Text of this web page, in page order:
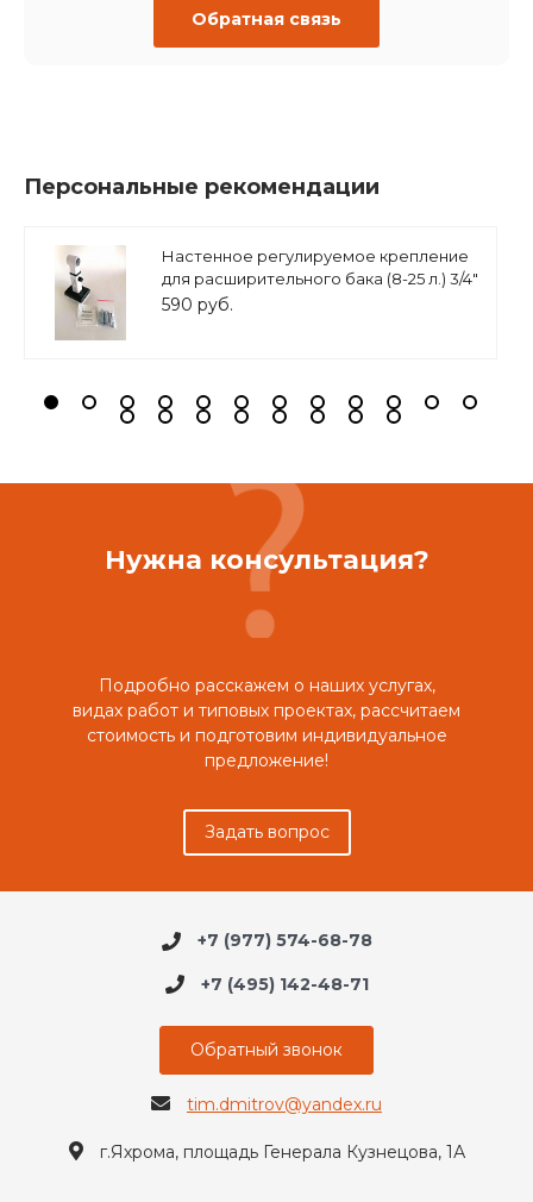
Обратная связь
Персональные рекомендации
Настенное регулируемое крепление
для расширительного бака (8-25 л.) 3/4"
белое, ASKON
590 руб.
Нужна консультация?
Подробно расскажем о наших услугах,
видах работ и типовых проектах, рассчитаем
стоимость и подготовим индивидуальное
предложение!
Задать вопрос
+7 (977) 574-68-78
+7 (495) 142-48-71
Обратный звонок
tim.dmitrov@yandex.ru
г.Яхрома, площадь Генерала Кузнецова, 1А